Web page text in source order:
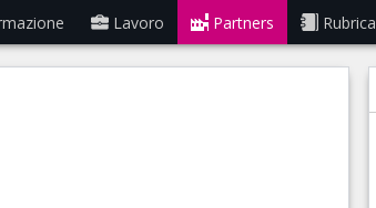
Lavoro Partners Rubrica